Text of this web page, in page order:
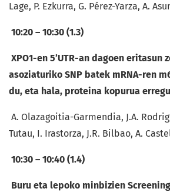
Lage, P. Ezkurra, G. Pérez-Yarza, A.
10:20 – 10:30 (1.3)
XPO1-en 5’UTR-an dagoen eritasun
asoziaturiko SNP batek mRNA-ren
du, eta hala, proteina kopurua
A. Olazagoitia-Garmendia, J.A.
Tutau, I. Irastorza, J.R. Bilbao, A.
10:30 – 10:40 (1.4)
Buru eta lepoko minbizien